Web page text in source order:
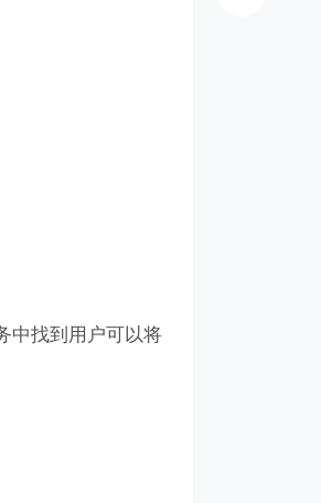
中找到用户可以将